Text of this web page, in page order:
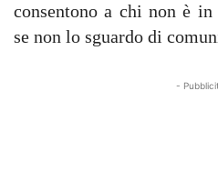
consentono a chi non è
se non lo sguardo di
-